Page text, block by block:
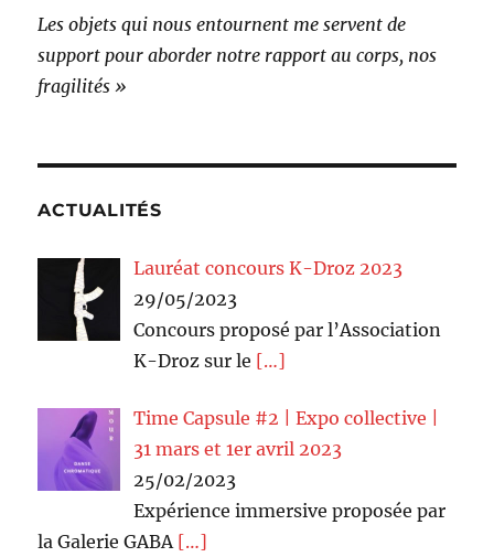
Les objets qui nous entournent me servent de
support pour aborder notre rapport au corps, nos
fragilités »
ACTUALITÉS
Lauréat concours K-Droz 2023
29/05/2023
Concours proposé par l’Association
K-Droz sur le […]
Time Capsule #2 | Expo collective |
31 mars et 1er avril 2023
25/02/2023
Expérience immersive proposée par
la Galerie GABA […]